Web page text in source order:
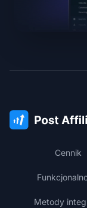
Cennik
Metody